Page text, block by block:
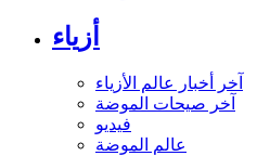
أزياء
آخر أخبار عالم الأزياء
آخر صيحات الموضة
فيديو
عالم الموضة